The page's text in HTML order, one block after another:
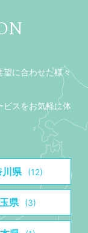
望に合わせた様々
ビスをお気軽に体
川県 (12)
県 (3)